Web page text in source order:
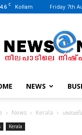
C Kollam Friday 7th
|
NEWS
News Kerala
Kerala